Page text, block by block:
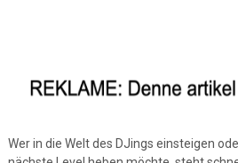
Wer in die Welt des DJings einsteigen